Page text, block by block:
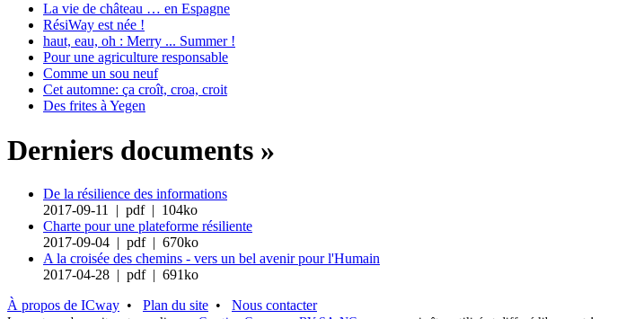
La vie de château … en Espagne
RésiWay est née !
haut, eau, oh : Merry ... Summer !
Pour une agriculture responsable
Comme un sou neuf
Cet automne: ça croît, croa, croit
Des frites à Yegen
Derniers documents »
De la résilience des informations
2017-09-11 | pdf | 104ko
Charte pour une plateforme résiliente
2017-09-04 | pdf | 670ko
A la croisée des chemins - vers un bel avenir pour l'Humain
2017-04-28 | pdf | 691ko
À propos de ICway • Plan du site • Nous contacter